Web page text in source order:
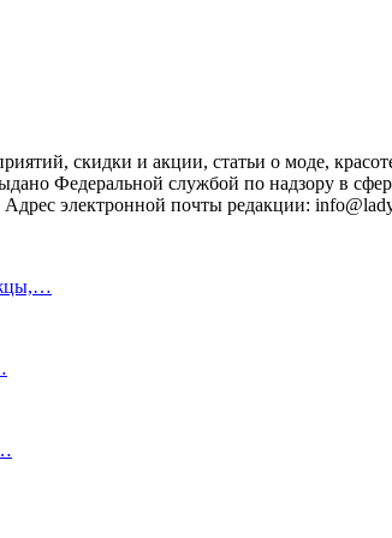
скидки и акции, статьи о моде,
Федеральной службой по надзору в
электронной почты редакции: